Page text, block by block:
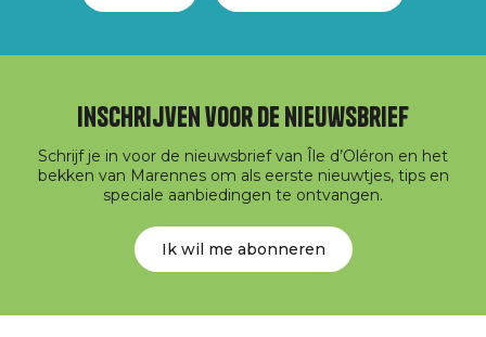
Inschrijven voor de nieuwsbrief
Schrijf je in voor de nieuwsbrief van Île d’Oléron en het
bekken van Marennes om als eerste nieuwtjes, tips en
speciale aanbiedingen te ontvangen.
Ik wil me abonneren